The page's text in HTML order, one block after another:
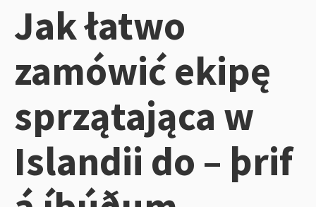
Jak łatwo
zamówić ekipę
sprzątająca w
Islandii do – þrif